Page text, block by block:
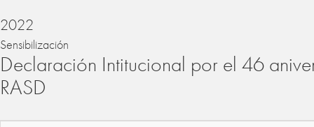
2022
Sensibilización
Declaración Intitucional por el 46
RASD